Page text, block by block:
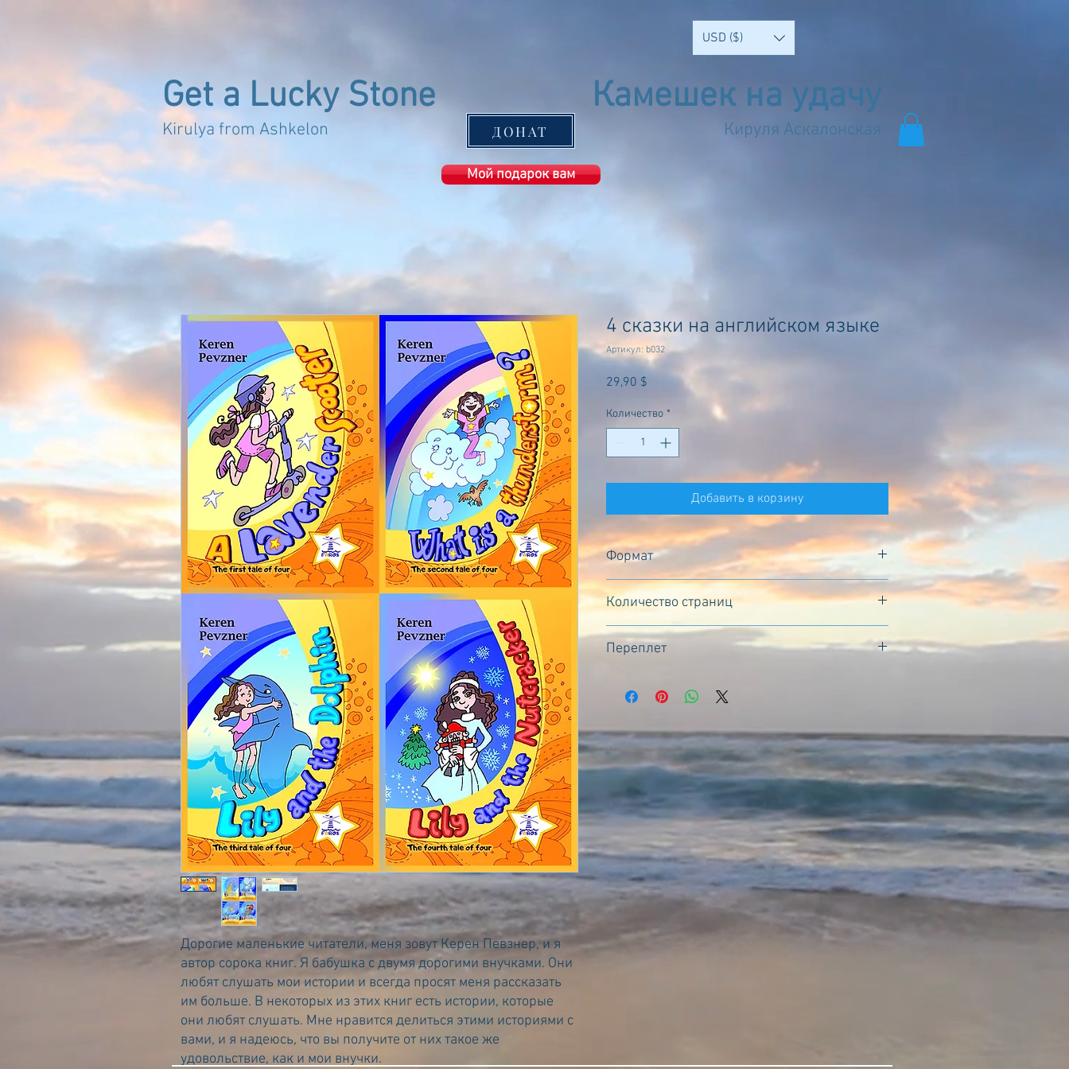
USD ($)
Get a Lucky Stone
Kirulya from Ashkelon ДОНАТ
Камешек на удачу
Кируля Аскалонская
Мой подарок вам
Дорогие маленькие читатели, меня зовут Керен Певзнер, и я
автор сорока книг. Я бабушка с двумя дорогими внучками. Они
любят слушать мои истории и всегда просят меня рассказать
им больше. В некоторых из этих книг есть истории, которые
они любят слушать. Мне нравится делиться этими историями с
вами, и я надеюсь, что вы получите от них такое же
удовольствие, как и мои внучки.
4 сказки на английском языке
Артикул: b032
29,90 $ Цена
Количество *
Добавить в корзину
Формат
148Х210 мм
Количество страниц
64
Переплет